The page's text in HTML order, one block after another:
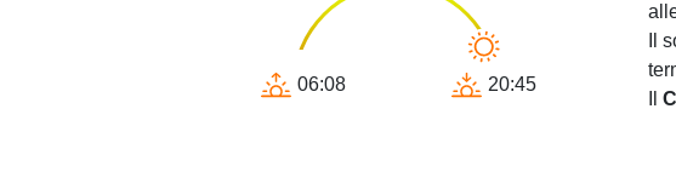
06:08 20:45
Il